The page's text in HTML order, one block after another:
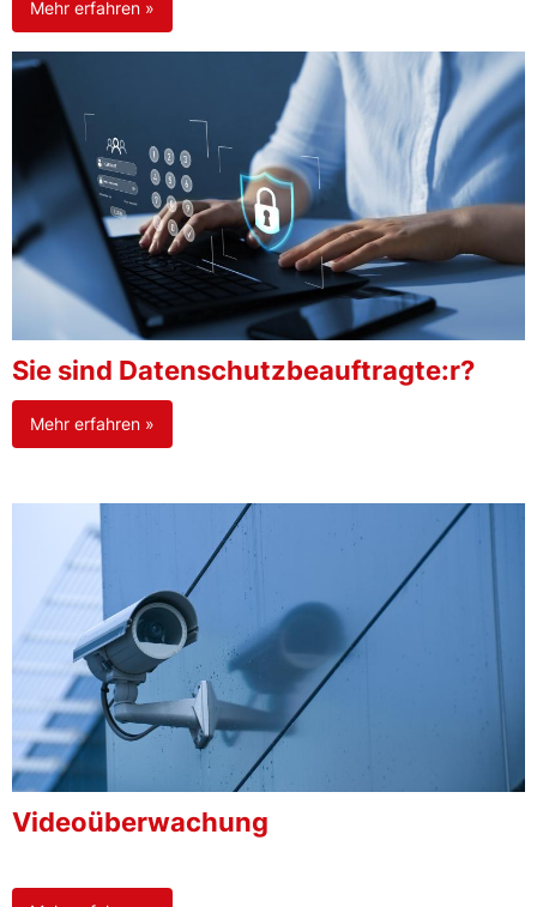
Mehr erfahren »
Sie sind Datenschutzbeauftragte:r?
Mehr erfahren »
Videoüberwachung